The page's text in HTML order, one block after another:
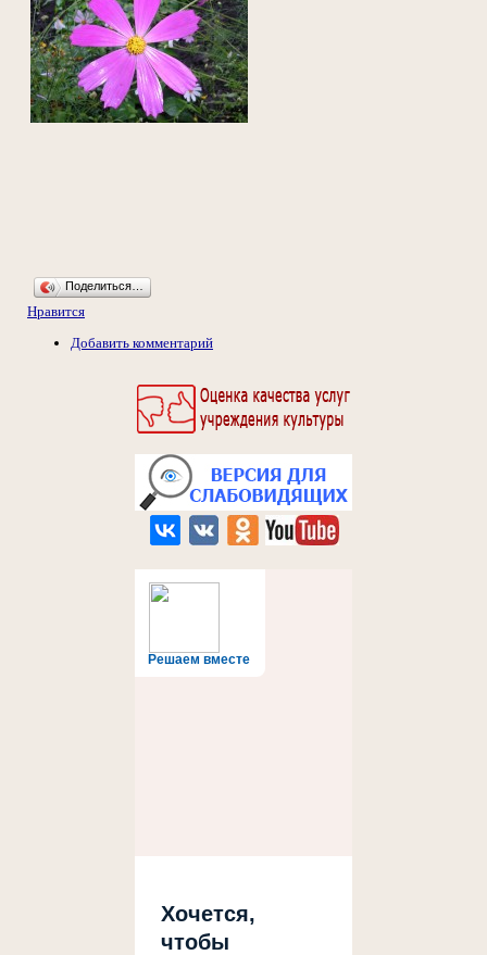
Решаем вместе
Хочется,
чтобы
Поделиться…
Нравится
Добавить комментарий